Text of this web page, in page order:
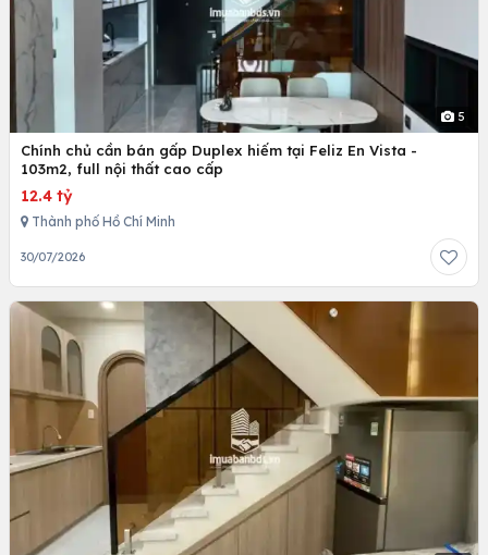
5
Chính chủ cần bán gấp Duplex hiếm tại Feliz En Vista -
103m2, full nội thất cao cấp
12.4 tỷ
Thành phố Hồ Chí Minh
30/07/2026